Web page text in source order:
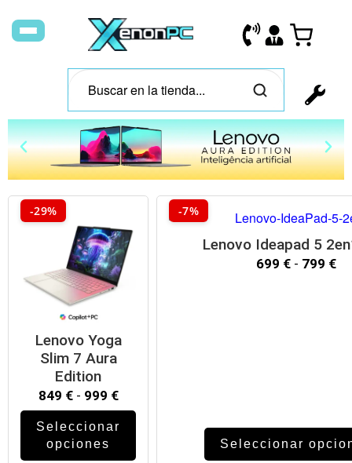
i
-29%
Lenovo Yoga
Slim 7 Aura
Edition
849 € - 999 €
Seleccionar
opciones
-7%
Lenovo Ideapad 5
699 € - 799 €
Seleccionar